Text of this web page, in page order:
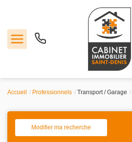
Location
Accueil Professionnels Transport / Garage
Modifier ma recherche